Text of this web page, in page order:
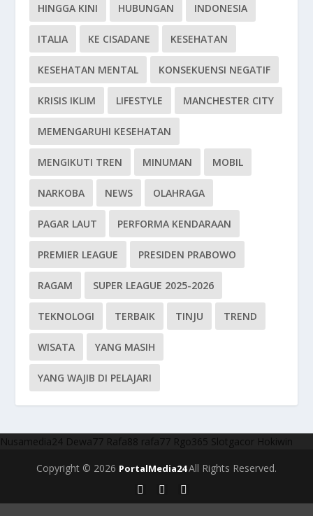
HINGGA KINI HUBUNGAN INDONESIA
ITALIA KE CISADANE KESEHATAN
KESEHATAN MENTAL KONSEKUENSI NEGATIF
KRISIS IKLIM LIFESTYLE MANCHESTER CITY
MEMENGARUHI KESEHATAN
MENGIKUTI TREN MINUMAN MOBIL
NARKOBA NEWS OLAHRAGA
PAGAR LAUT PERFORMA KENDARAAN
PREMIER LEAGUE PRESIDEN PRABOWO
RAGAM SUPER LEAGUE 2025-2026
TEKNOLOGI TERBAIK TINJU TREND
WISATA YANG MASIH
YANG WAJIB DI PELAJARI
Nusamedia24 Dewa77 Rafa88 rafa77 Rgo365 Slotgacor Hokiwin
Copyright © 2026 PortalMedia24All Rights Reserved.